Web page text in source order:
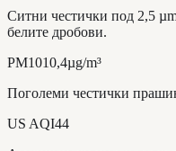
Ситни честички под 2,5
белите дробови.
PM1010,4µg/m³
Поголеми честички
US AQI44